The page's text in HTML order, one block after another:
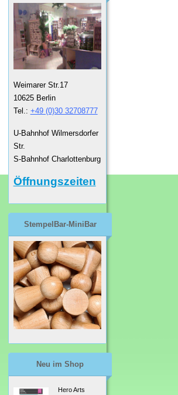
Polkadoodles
Clear Stamps -
Gnom
persönliche
Weimarer Str.17
10625 Berlin
Tel.: +49 (0)30 32708777
U-Bahnhof Wilmersdorfer
Str.
S-Bahnhof Charlottenburg
Öffnungszeiten
StempelBar-MiniBar
Neu im Shop
Hero Arts